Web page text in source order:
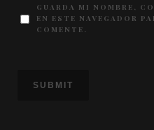
GUARDA MI NOMBRE,
EN ESTE NAVEGADOR
COMENTE.